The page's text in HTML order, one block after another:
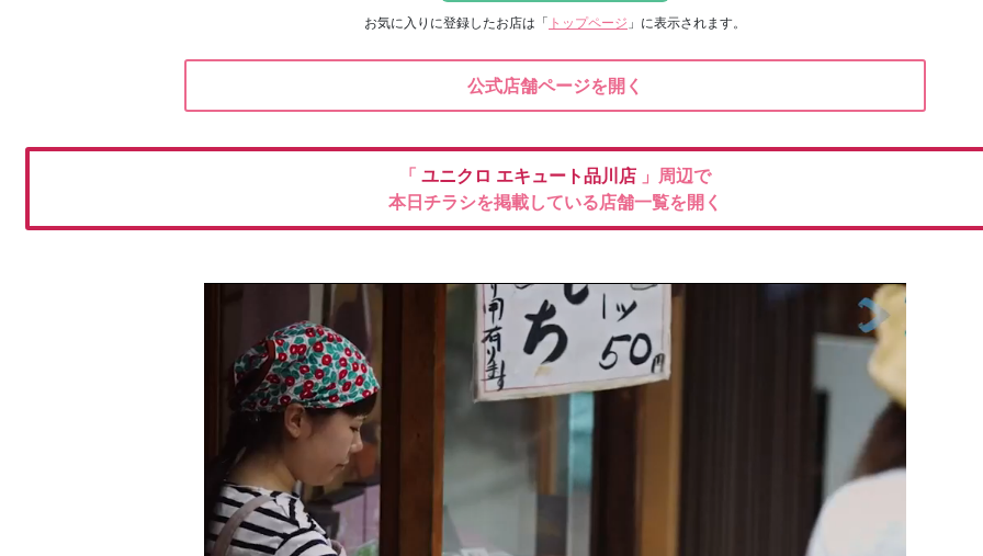
お気に入りに登録したお店は 「 トップページ 」に表示されます。
公式店舗ページを開く
「 ユニクロ エキュート品川店 」周辺で
本日チラシを掲載している店舗一覧を開く